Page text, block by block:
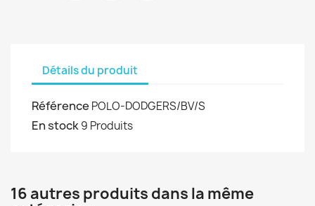
Détails du produit
Référence POLO-DODGERS/BV/S
En stock9 Produits
16 autres produits dans la même